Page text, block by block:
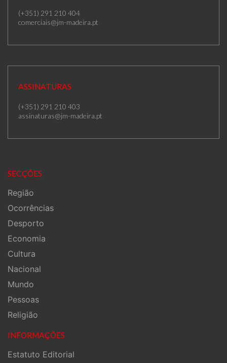
(+351) 291 210 404
comerciais@jm-madeira.pt
ASSINATURAS
(+351) 291 210 403
assinaturas@jm-madeira.pt
SECÇÕES
Região
Ocorrências
Desporto
Economia
Cultura
Nacional
Mundo
Pessoas
Religião
INFORMAÇÕES
Estatuto Editorial